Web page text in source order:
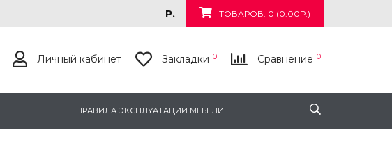
ТОВАРОВ: 0 (0.00Р.)
Р.
Личный кабинет Закладки 0 Сравнение 0
ПРАВИЛА ЭКСПЛУАТАЦИИ МЕБЕЛИ